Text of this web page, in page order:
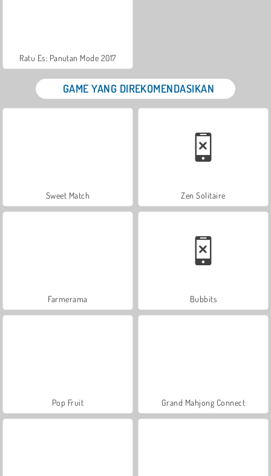
Ratu Es: Panutan Mode 2017
GAME YANG DIREKOMENDASIKAN
Sweet Match Zen Solitaire
Farmerama Bubbits
Pop Fruit Grand Mahjong Connect